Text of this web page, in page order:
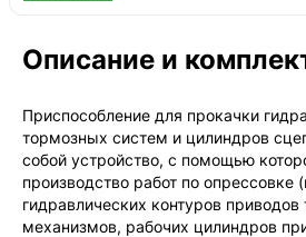
1-3 дня, от 385 ₽
Описание и
Приспособление для прокачки
тормозных систем и цилиндров
собой устройство, с помощью
производство работ по опрессовке
гидравлических контуров
механизмов, рабочих цилиндров